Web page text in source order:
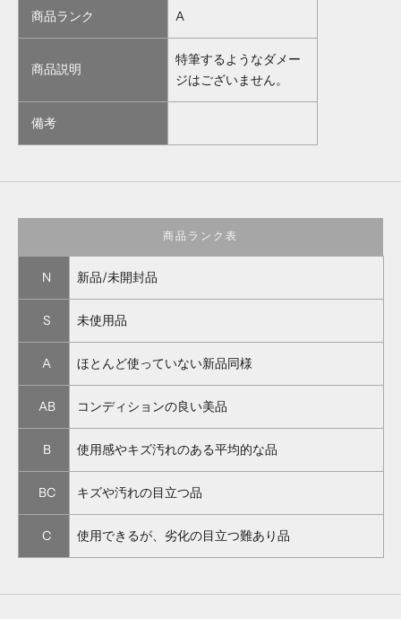
商品ランク A
商品説明
特筆するようなダメー
ジはございません。
備考
商品ランク表
N 新品/未開封品
S 未使用品
A ほとんど使っていない新品同様
AB コンディションの良い美品
B 使用感やキズ汚れのある平均的な品
BC キズや汚れの目立つ品
C 使用できるが、劣化の目立つ難あり品